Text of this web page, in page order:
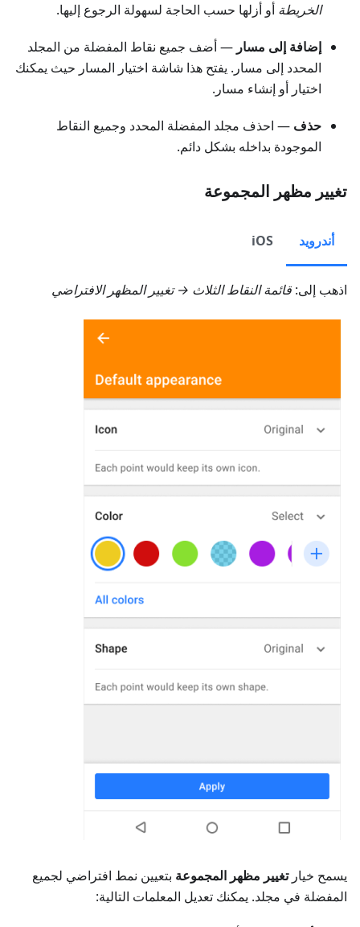
الخريطة أو أزلها حسب الحاجة لسهولة الرجوع إليها.
إضافة إلى مسار — أضف جميع نقاط المفضلة من المجلد
المحدد إلى مسار. يفتح هذا شاشة اختيار المسار حيث يمكنك
اختيار أو إنشاء مسار.
حذف — احذف مجلد المفضلة المحدد وجميع النقاط
الموجودة بداخله بشكل دائم.
تغيير مظهر المجموعة
أندرويد iOS
اذهب إلى: قائمة النقاط الثلاث → تغيير المظهر الافتراضي
يسمح خيارتغيير مظهر المجموعة بتعيين نمط افتراضي لجميع
المفضلة في مجلد. يمكنك تعديل المعلمات التالية: